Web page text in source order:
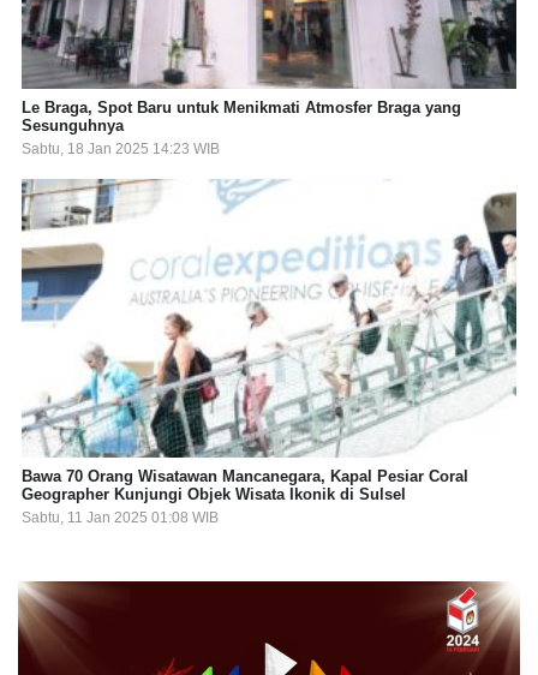
Le Braga, Spot Baru untuk Menikmati Atmosfer Braga yang
Sesunguhnya
Sabtu, 18 Jan 2025 14:23 WIB
Bawa 70 Orang Wisatawan Mancanegara, Kapal Pesiar Coral
Geographer Kunjungi Objek Wisata Ikonik di Sulsel
Sabtu, 11 Jan 2025 01:08 WIB